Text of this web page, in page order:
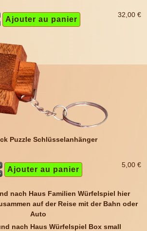
32,00 €
Puzzle Schlüsselanhänger
5,00 €
nach Haus Würfelspiel Box small